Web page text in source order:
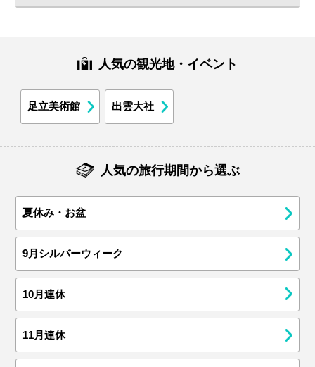
人気の観光地・イベント
足立美術館 出雲大社
人気の旅行期間から選ぶ
夏休み・お盆
9月シルバーウィーク
10月連休
11月連休